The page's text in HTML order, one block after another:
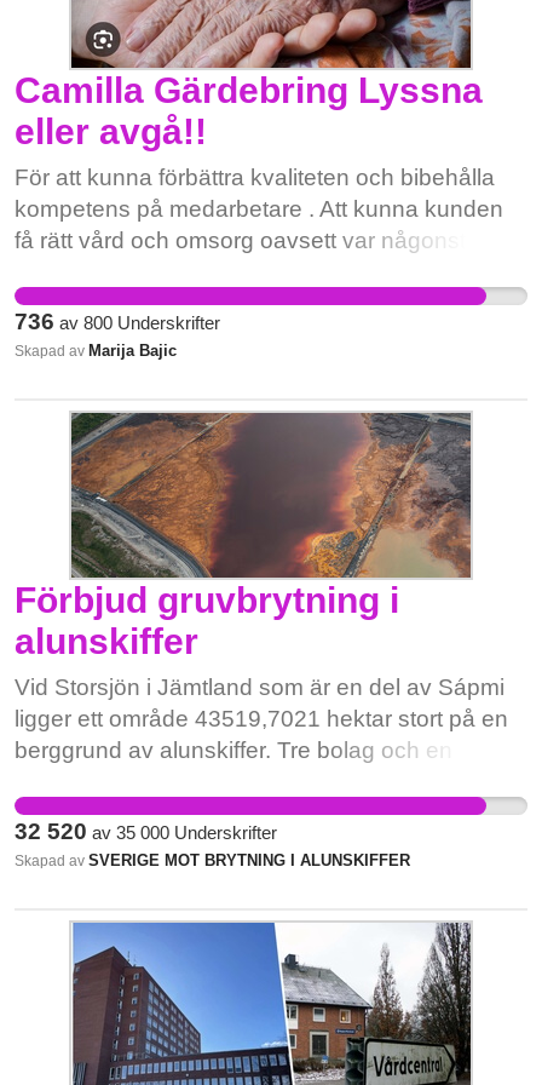
Camilla Gärdebring Lyssna
eller avgå!!
För att kunna förbättra kvaliteten och bibehålla
kompetens på medarbetare . Att kunna kunden
få rätt vård och omsorg oavsett var någonstans
kunna få en värdefull liv och att personalen kan
få en balans i privatliv och arbete . För att få
friskare och gladare medarbetare som leder till
För en attraktivare arbete och arbetsgivare. För
att så sätt får man in mer intresse för yrket och att
istället att lämna kommunen och arbetsgivare
locka nya anställda
736 av 800 Underskrifter
Skapad av Marija Bajic
Förbjud gruvbrytning i
alunskiffer
Vid Storsjön i Jämtland som är en del av Sápmi
ligger ett område 43519,7021 hektar stort på en
berggrund av alunskiffer. Tre bolag och en
undersökningstillstånd hos Bergsstaten och fått
dem beviljade. Aura Energy (Vanadis Battery
Metals) har letat efter metaller och mineral i
skedde mellan 231001-240430. Bolaget ansökte
om bearbetningskoncession i området 240827,
hos Bergsstaten, för att om några år öppna en
gruva i form av ett dagbrott. De har även
undersökningstillstånd för områdena Skallböle nr
32 520 av 35 000 Underskrifter
Skapad av SVERIGE MOT BRYTNING I ALUNSKIFFER